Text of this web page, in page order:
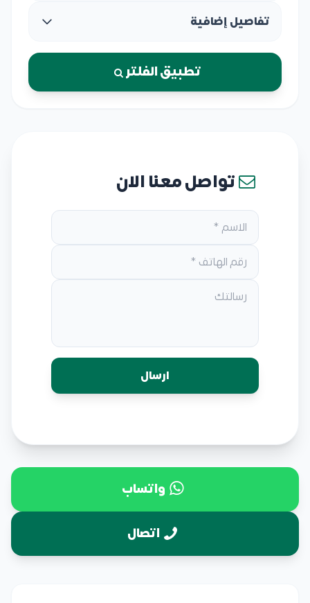
تفاصيل إضافية
تطبيق الفلتر
تواصل معنا الان
واتساب
اتصال